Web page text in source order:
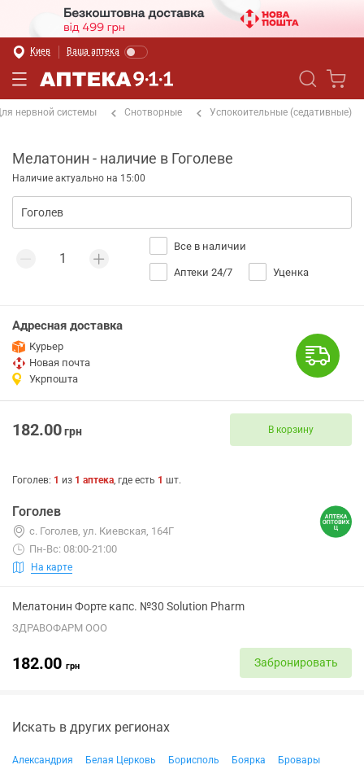
Киев Ваша аптека
нервной системы Снотворные Успокоительные (седативные)
Мелатонин - наличие в Гоголеве
Наличие актуально на 15:00
Все в наличии
Аптеки 24/7 Уценка
Адресная доставка
Курьер
Новая почта
Укрпошта
182.00грн В корзину
Гоголев: 1 из 1 аптека, где есть 1 шт.
Гоголев
с. Гоголев, ул. Киевская, 164Г
Пн-Вс: 08:00-21:00
На карте
Мелатонин Форте капс. №30 Solution Pharm
ЗДРАВОФАРМ ООО
182.00 грн Забронировать
Искать в других регионах
Александрия Белая Церковь Борисполь Боярка
Бровары